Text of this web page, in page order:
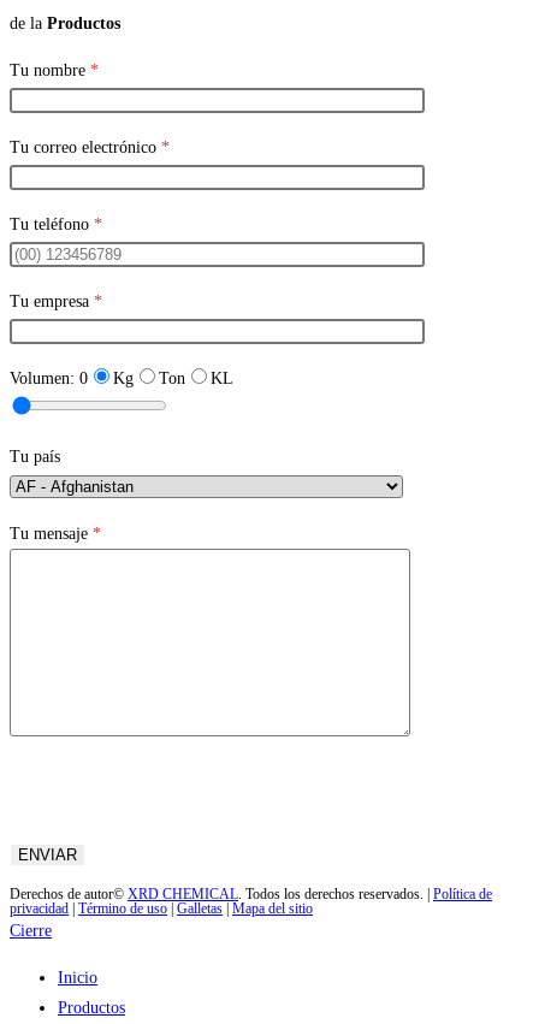
de la Productos
Tu nombre *
Tu correo electrónico *
Tu teléfono *
Tu empresa *
Volumen: 0 Kg Ton KL
Tu país
Tu mensaje *
Derechos de autor© XRD CHEMICAL. Todos los derechos reservados. | Política de
privacidad | Término de uso | Galletas | Mapa del sitio
Cierre
Inicio
Productos